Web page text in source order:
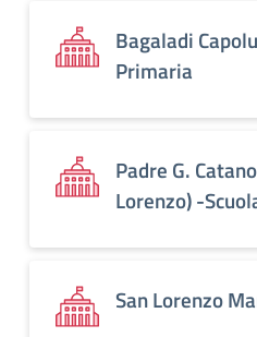
Bagaladi
Primaria
Padre G.
Lorenzo) -
San Lorenzo